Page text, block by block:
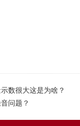
数很大这是为啥？
问题？